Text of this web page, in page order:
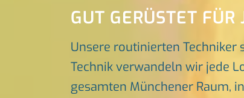
GUT GERÜSTET
Unsere routinierten
Technik verwandeln wir jede
gesamten Münchener Raum,